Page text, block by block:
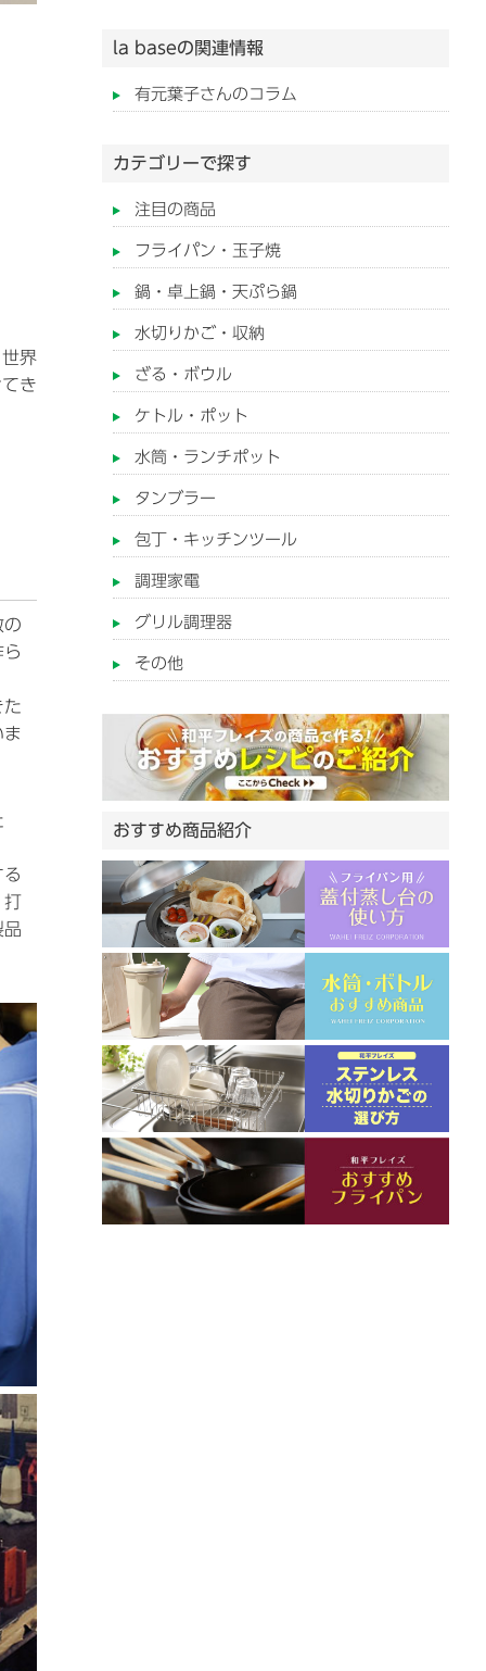
界
き
の
た
ま
打
品
la baseの関連情報
有元葉子さんのコラム
カテゴリーで探す
注目の商品
フライパン・玉子焼
鍋・卓上鍋・天ぷら鍋
水切りかご・収納
ざる・ボウル
ケトル・ポット
水筒・ランチポット
タンブラー
包丁・キッチンツール
調理家電
グリル調理器
その他
おすすめ商品紹介